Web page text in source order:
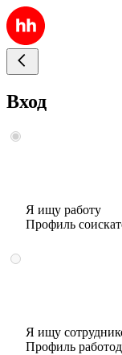
Вход
Я ищу работу
Профиль
Я ищу
Профиль